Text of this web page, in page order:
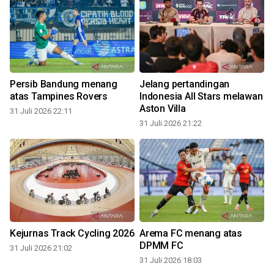
Persib Bandung menang
atas Tampines Rovers
31 Juli 2026 22:11
Jelang pertandingan
Indonesia All Stars melawan
Aston Villa
31 Juli 2026 21:22
Kejurnas Track Cycling 2026
31 Juli 2026 21:02
Arema FC menang atas
DPMM FC
31 Juli 2026 18:03